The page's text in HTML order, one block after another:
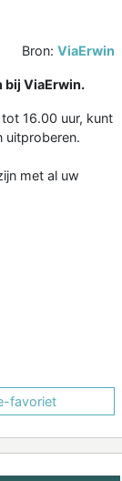
Bron: ViaErwin
bij ViaErwin.
16.00 uur, kunt
uitproberen.
met al uw
favoriet